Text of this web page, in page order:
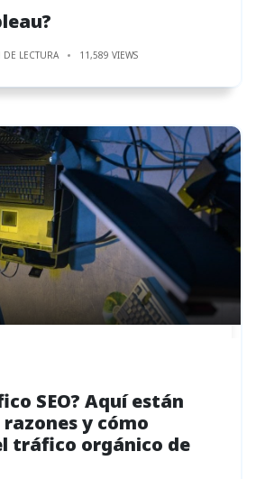
LECTURA 11,589 VIEWS
SEO? Aquí están
y cómo
tráfico orgánico de